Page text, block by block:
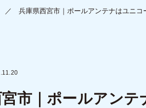
兵庫県西宮市｜ポールアンテナはユニコ
市｜ポールアン